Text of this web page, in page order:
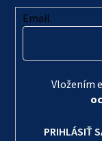
Email
Vložením
PRIHLÁSIŤ